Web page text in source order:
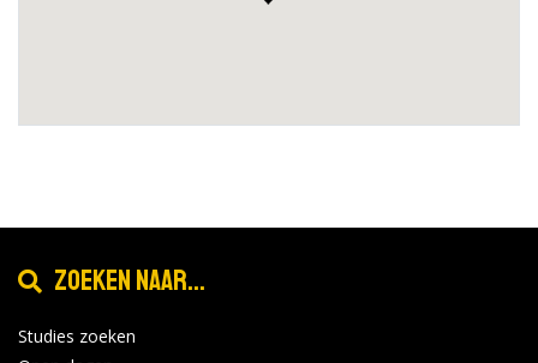
Zoeken naar...
Studies zoeken